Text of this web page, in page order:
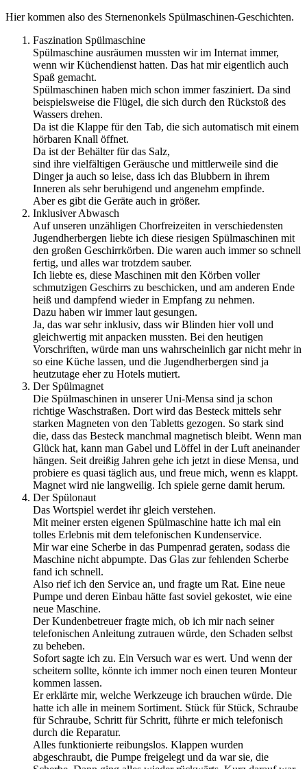
Hier kommen also des Sternenonkels Spülmaschinen-Geschichten.
Faszination Spülmaschine
Spülmaschine ausräumen mussten wir im Internat immer,
wenn wir Küchendienst hatten. Das hat mir eigentlich auch
Spaß gemacht.
Spülmaschinen haben mich schon immer fasziniert. Da sind
beispielsweise die Flügel, die sich durch den Rückstoß des
Wassers drehen.
Da ist die Klappe für den Tab, die sich automatisch mit einem
hörbaren Knall öffnet.
Da ist der Behälter für das Salz,
sind ihre vielfältigen Geräusche und mittlerweile sind die
Dinger ja auch so leise, dass ich das Blubbern in ihrem
Inneren als sehr beruhigend und angenehm empfinde.
Aber es gibt die Geräte auch in größer.
Inklusiver Abwasch
Auf unseren unzähligen Chorfreizeiten in verschiedensten
Jugendherbergen liebte ich diese riesigen Spülmaschinen mit
den großen Geschirrkörben. Die waren auch immer so schnell
fertig, und alles war trotzdem sauber.
Ich liebte es, diese Maschinen mit den Körben voller
schmutzigen Geschirrs zu beschicken, und am anderen Ende
heiß und dampfend wieder in Empfang zu nehmen.
Dazu haben wir immer laut gesungen.
Ja, das war sehr inklusiv, dass wir Blinden hier voll und
gleichwertig mit anpacken mussten. Bei den heutigen
Vorschriften, würde man uns wahrscheinlich gar nicht mehr in
so eine Küche lassen, und die Jugendherbergen sind ja
heutzutage eher zu Hotels mutiert.
Der Spülmagnet
Die Spülmaschinen in unserer Uni-Mensa sind ja schon
richtige Waschstraßen. Dort wird das Besteck mittels sehr
starken Magneten von den Tabletts gezogen. So stark sind
die, dass das Besteck manchmal magnetisch bleibt. Wenn man
Glück hat, kann man Gabel und Löffel in der Luft aneinander
hängen. Seit dreißig Jahren gehe ich jetzt in diese Mensa, und
probiere es quasi täglich aus, und freue mich, wenn es klappt.
Magnet wird nie langweilig. Ich spiele gerne damit herum.
Der Spülonaut
Das Wortspiel werdet ihr gleich verstehen.
Mit meiner ersten eigenen Spülmaschine hatte ich mal ein
tolles Erlebnis mit dem telefonischen Kundenservice.
Mir war eine Scherbe in das Pumpenrad geraten, sodass die
Maschine nicht abpumpte. Das Glas zur fehlenden Scherbe
fand ich schnell.
Also rief ich den Service an, und fragte um Rat. Eine neue
Pumpe und deren Einbau hätte fast soviel gekostet, wie eine
neue Maschine.
Der Kundenbetreuer fragte mich, ob ich mir nach seiner
telefonischen Anleitung zutrauen würde, den Schaden selbst
zu beheben.
Sofort sagte ich zu. Ein Versuch war es wert. Und wenn der
scheitern sollte, könnte ich immer noch einen teuren Monteur
kommen lassen.
Er erklärte mir, welche Werkzeuge ich brauchen würde. Die
hatte ich alle in meinem Sortiment. Stück für Stück, Schraube
für Schraube, Schritt für Schritt, führte er mich telefonisch
durch die Reparatur.
Alles funktionierte reibungslos. Klappen wurden
abgeschraubt, die Pumpe freigelegt und da war sie, die